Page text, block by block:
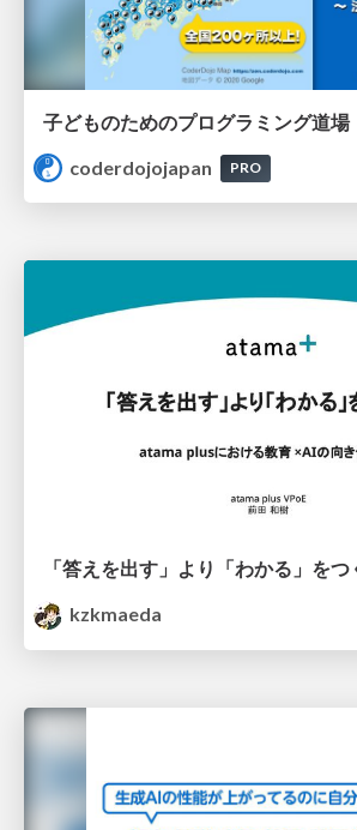
coderdojojapan
PRO
「答えを出す」より「わかる」をつ
kzkmaeda